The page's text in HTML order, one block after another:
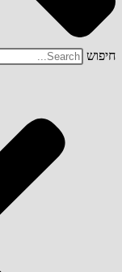
חיפוש